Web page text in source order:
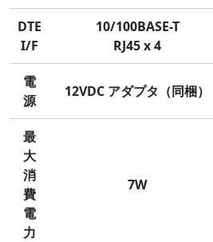
DTE
I/F
10/100BASE-T
RJ45 x 4
電
源
12VDC アダプタ（同梱）
最
大
消
費
電
力
7W